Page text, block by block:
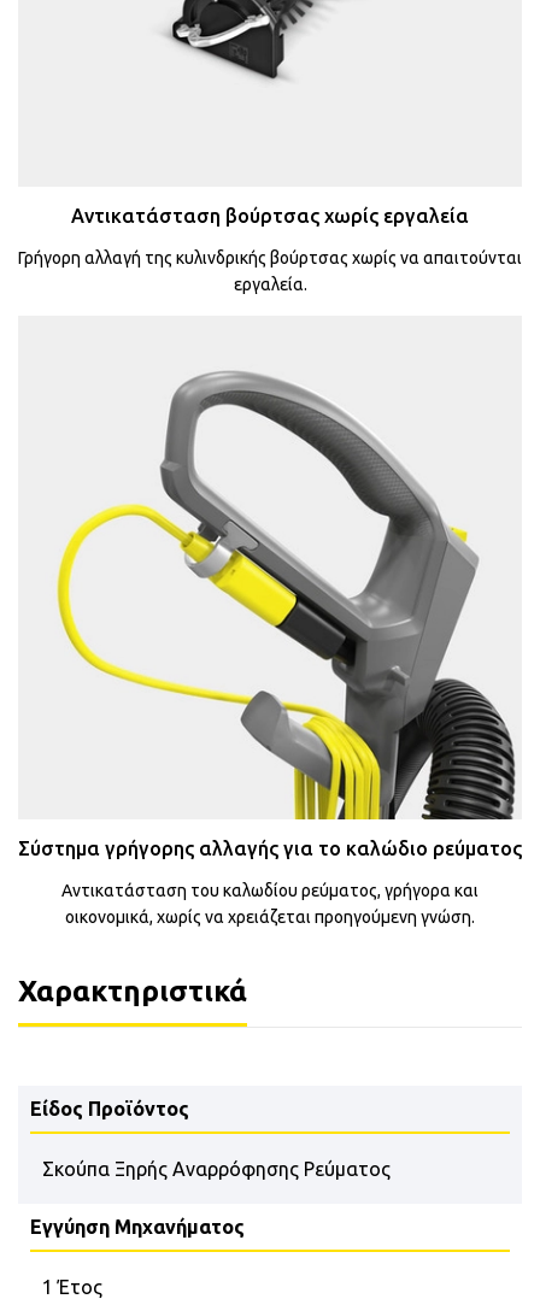
Αντικατάσταση βούρτσας χωρίς εργαλεία
Γρήγορη αλλαγή της κυλινδρικής βούρτσας χωρίς να απαιτούνται
εργαλεία.
Σύστημα γρήγορης αλλαγής για το καλώδιο ρεύματος
Αντικατάσταση του καλωδίου ρεύματος, γρήγορα και
οικονομικά, χωρίς να χρειάζεται προηγούμενη γνώση.
Χαρακτηριστικά
Είδος Προϊόντος
Σκούπα Ξηρής Αναρρόφησης Ρεύματος
Εγγύηση Μηχανήματος
1 Έτος